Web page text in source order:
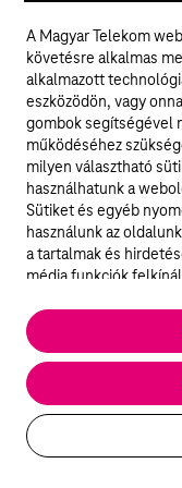
választhasson
hozzájárul a
a világon
opciónkat. Zöld 1
Részletek
A Magyar Telekom
követésre alkalmas
alkalmazott
eszközödön, vagy
gombok segítségével
működéséhez
milyen választható
használhatunk a
Sütiket és egyéb
használunk az
a tartalmak és
média funkciók
elengedhetetlenek a
kikapcsolni őket a
statisztikai, vagy
esetekben az
megosztjuk hirdetési
partnereinkkel.
Részletes